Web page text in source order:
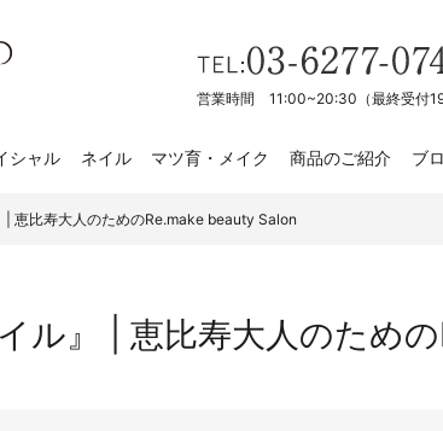
営業時間 11:00~20:30（最終受付
シャル ネイル マツ育・メイク 商品のご紹介 ブ
| 恵比寿大人のためのRe.make beauty Salon
ル』 | 恵比寿大人のため